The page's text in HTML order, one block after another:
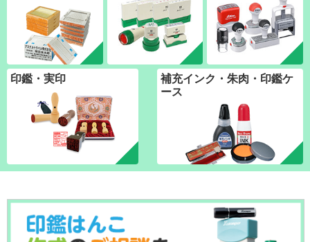
印鑑・実印
補充インク・朱肉・印鑑ケ
ース